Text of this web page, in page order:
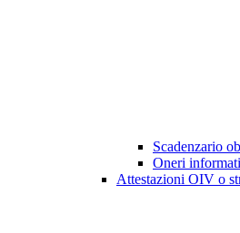
Scadenzario
Oneri
Attestazioni OIV o